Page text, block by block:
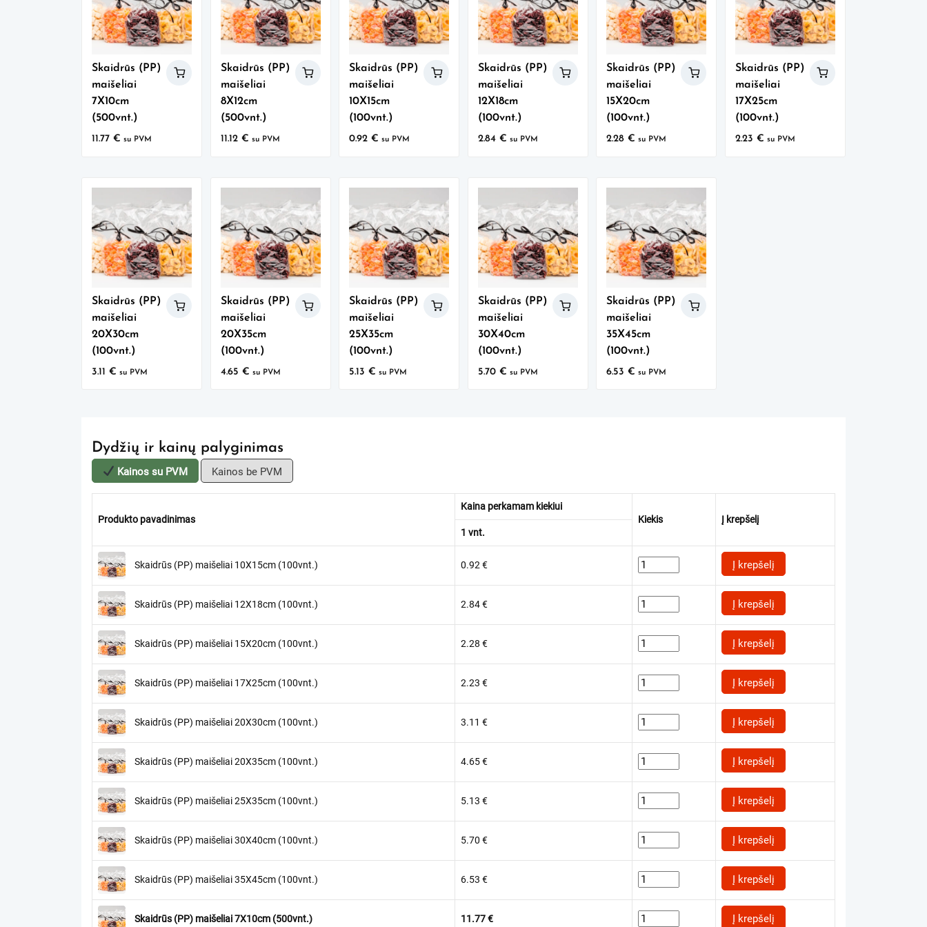
Skaidrūs (PP)
maišeliai
7X10cm
(500vnt.)
11.77€ su PVM
Skaidrūs (PP)
maišeliai
8X12cm
(500vnt.)
11.12 € su PVM
Skaidrūs (PP)
maišeliai
10X15cm
(100vnt.)
0.92€ su PVM
Skaidrūs (PP)
maišeliai
12X18cm
(100vnt.)
2.84 € su PVM
Skaidrūs (PP)
maišeliai
15X20cm
(100vnt.)
2.28€ su PVM
Skaidrūs (PP)
maišeliai
17X25cm
(100vnt.)
2.23 € su PVM
Skaidrūs (PP)
maišeliai
20X30cm
(100vnt.)
3.11€ su PVM
Skaidrūs (PP)
maišeliai
20X35cm
(100vnt.)
4.65 € su PVM
Skaidrūs (PP)
maišeliai
25X35cm
(100vnt.)
5.13€ su PVM
Skaidrūs (PP)
maišeliai
30X40cm
(100vnt.)
5.70 € su PVM
Skaidrūs (PP)
maišeliai
35X45cm
(100vnt.)
6.53€ su PVM
Dydžių ir kainų palyginimas
Kainos su PVM Kainos be PVM
Produkto pavadinimas
Kaina perkamam kiekiui
Kiekis
Į krepšelį
1 vnt.
Skaidrūs (PP) maišeliai 10X15cm (100vnt.) 0.92€ Į krepšelį
Skaidrūs (PP) maišeliai 12X18cm (100vnt.) 2.84€ Į krepšelį
Skaidrūs (PP) maišeliai 15X20cm (100vnt.) 2.28 € Į krepšelį
Skaidrūs (PP) maišeliai 17X25cm (100vnt.) 2.23 € Į krepšelį
Skaidrūs (PP) maišeliai 20X30cm (100vnt.) 3.11 € Į krepšelį
Skaidrūs (PP) maišeliai 20X35cm (100vnt.) 4.65€ Į krepšelį
Skaidrūs (PP) maišeliai 25X35cm (100vnt.) 5.13 € Į krepšelį
Skaidrūs (PP) maišeliai 30X40cm (100vnt.) 5.70 € Į krepšelį
Skaidrūs (PP) maišeliai 35X45cm (100vnt.) 6.53 € Į krepšelį
Skaidrūs (PP) maišeliai 7X10cm (500vnt.) 11.77€ Į krepšelį